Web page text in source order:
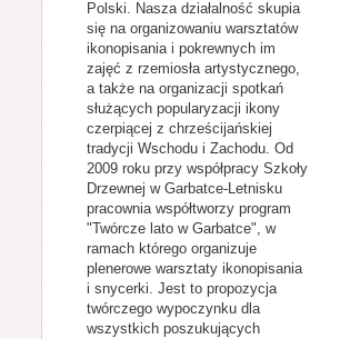
Polski. Nasza działalność skupia
się na organizowaniu warsztatów
ikonopisania i pokrewnych im
zajęć z rzemiosła artystycznego,
a także na organizacji spotkań
służących popularyzacji ikony
czerpiącej z chrześcijańskiej
tradycji Wschodu i Zachodu. Od
2009 roku przy współpracy Szkoły
Drzewnej w Garbatce-Letnisku
pracownia współtworzy program
"Twórcze lato w Garbatce", w
ramach którego organizuje
plenerowe warsztaty ikonopisania
i snycerki. Jest to propozycja
twórczego wypoczynku dla
wszystkich poszukujących